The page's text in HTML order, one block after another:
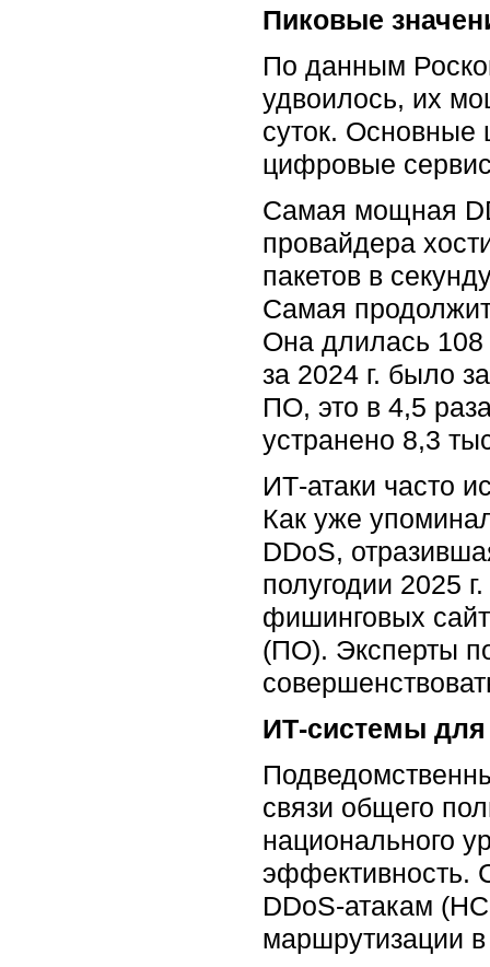
Пиковые
По данным
удвоилось, их
суток. Основные
цифровые
Самая мощная
провайдера
пакетов в
Самая
Она длилась
за 2024 г. было
ПО, это в 4,5
устранено 8,3
ИТ-атаки часто
Как уже
DDoS,
полугодии 2025
фишинговых
(ПО). Эксперты
ИТ-системы для
связи общего
национального
эффективность.
DDoS-атакам
маршрутизации